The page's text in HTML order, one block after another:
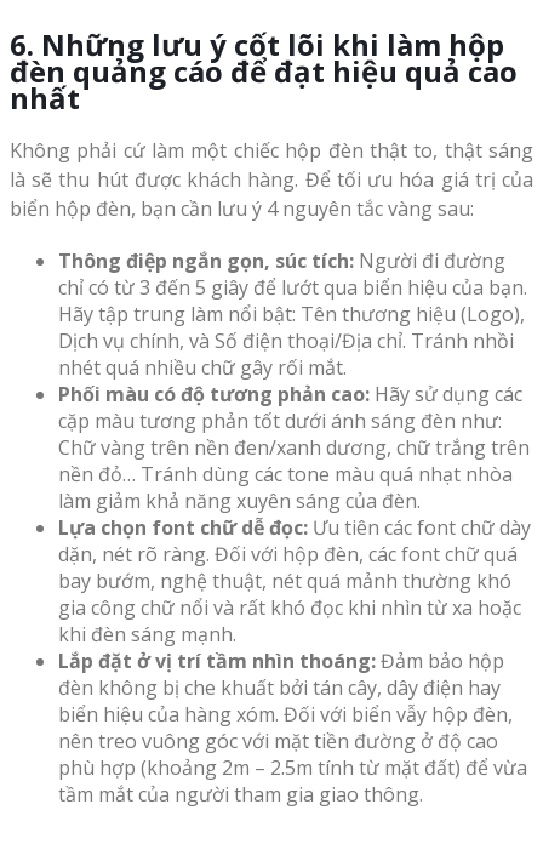
6. Những lưu ý cốt lõi khi làm hộp
đèn quảng cáo để đạt hiệu quả cao
nhất
Không phải cứ làm một chiếc hộp đèn thật to, thật sáng
là sẽ thu hút được khách hàng. Để tối ưu hóa giá trị của
biển hộp đèn, bạn cần lưu ý 4 nguyên tắc vàng sau:
Thông điệp ngắn gọn, súc tích: Người đi đường
chỉ có từ 3 đến 5 giây để lướt qua biển hiệu của bạn.
Hãy tập trung làm nổi bật: Tên thương hiệu (Logo),
Dịch vụ chính, và Số điện thoại/Địa chỉ. Tránh nhồi
nhét quá nhiều chữ gây rối mắt.
Phối màu có độ tương phản cao: Hãy sử dụng các
cặp màu tương phản tốt dưới ánh sáng đèn như:
Chữ vàng trên nền đen/xanh dương, chữ trắng trên
nền đỏ… Tránh dùng các tone màu quá nhạt nhòa
làm giảm khả năng xuyên sáng của đèn.
Lựa chọn font chữ dễ đọc: Ưu tiên các font chữ dày
dặn, nét rõ ràng. Đối với hộp đèn, các font chữ quá
bay bướm, nghệ thuật, nét quá mảnh thường khó
gia công chữ nổi và rất khó đọc khi nhìn từ xa hoặc
khi đèn sáng mạnh.
Lắp đặt ở vị trí tầm nhìn thoáng:Đảm bảo hộp
đèn không bị che khuất bởi tán cây, dây điện hay
biển hiệu của hàng xóm. Đối với biển vẫy hộp đèn,
nên treo vuông góc với mặt tiền đường ở độ cao
phù hợp (khoảng 2m – 2.5m tính từ mặt đất) để vừa
tầm mắt của người tham gia giao thông.